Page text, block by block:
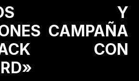
Y
CAMPAÑA
CON